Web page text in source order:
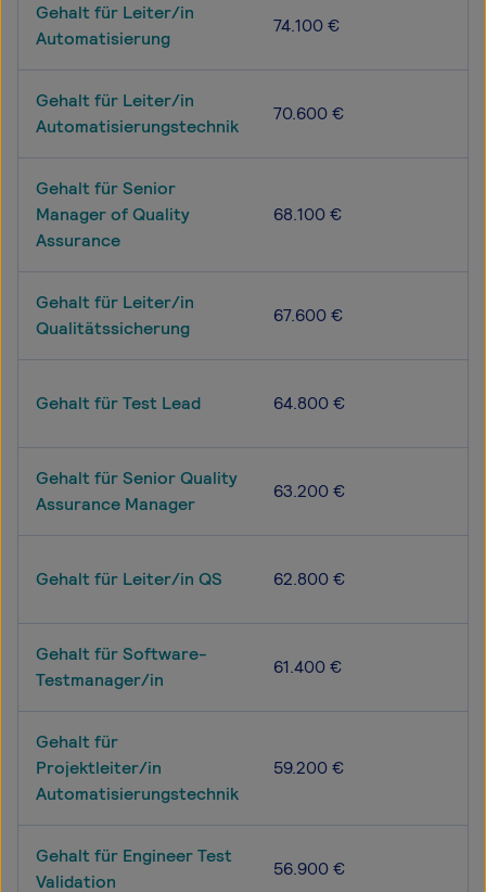
Gehalt für Leiter/in
Automatisierung
74.100 €
Gehalt für Leiter/in
Automatisierungstechnik
70.600 €
Gehalt für Senior
Manager of Quality
Assurance
68.100 €
Gehalt für Leiter/in
Qualitätssicherung
67.600 €
Gehalt für Test Lead 64.800 €
Gehalt für Senior Quality
Assurance Manager
63.200 €
Gehalt für Leiter/in QS 62.800 €
Gehalt für Software-
Testmanager/in
61.400 €
Gehalt für
Projektleiter/in
Automatisierungstechnik
59.200 €
Gehalt für Engineer Test
Validation
56.900 €